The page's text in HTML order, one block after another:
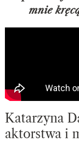
mnie
Katarzyna
aktorstwa i